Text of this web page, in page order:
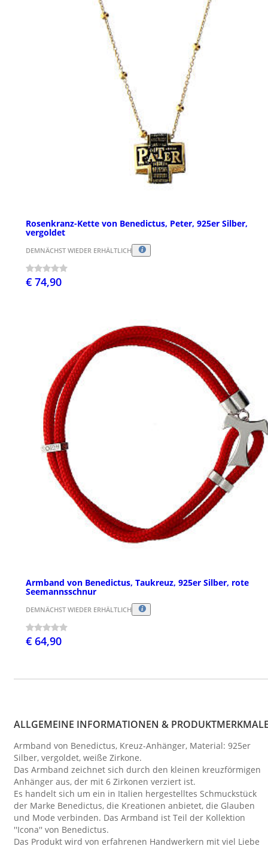
Rosenkranz-Kette von Benedictus, Peter, 925er Silber,
vergoldet
DEMNÄCHST WIEDER ERHÄLTLICH
€ 74,90
Armband von Benedictus, Taukreuz, 925er Silber, rote
Seemannsschnur
DEMNÄCHST WIEDER ERHÄLTLICH
€ 64,90
ALLGEMEINE INFORMATIONEN &
Armband von Benedictus, Kreuz-Anhänger, Material: 925er
Silber, vergoldet, weiße Zirkone.
Das Armband zeichnet sich durch den kleinen kreuzförmigen
Anhänger aus, der mit 6 Zirkonen verziert ist.
Es handelt sich um ein in Italien hergestelltes Schmuckstück
der Marke Benedictus, die Kreationen anbietet, die Glauben
und Mode verbinden. Das Armband ist Teil der Kollektion
''Icona'' von Benedictus.
Das Produkt wird von erfahrenen Handwerkern mit viel Liebe